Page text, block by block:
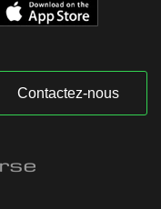
Contactez-nous